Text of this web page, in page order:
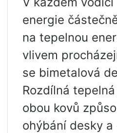
energie
na tepelnou
vlivem
se bimetalová
Rozdílná
obou kovů
ohýbání desky